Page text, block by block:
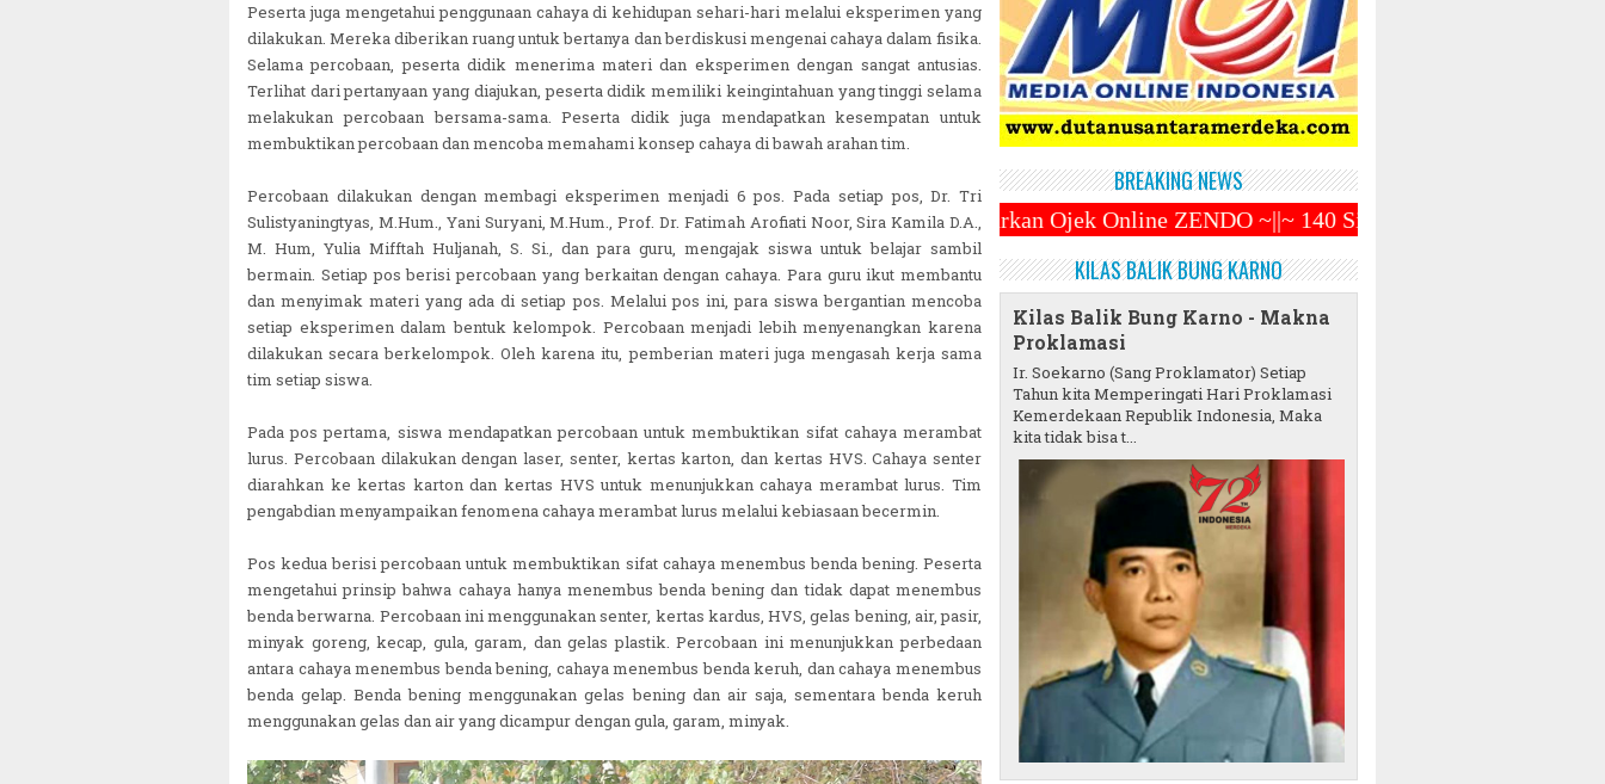
Peserta juga mengetahui penggunaan cahaya di kehidupan sehari-hari melalui eksperimen yang
dilakukan. Mereka diberikan ruang untuk bertanya dan berdiskusi mengenai cahaya dalam fisika.
Selama percobaan, peserta didik menerima materi dan eksperimen dengan sangat antusias.
Terlihat dari pertanyaan yang diajukan, peserta didik memiliki keingintahuan yang tinggi selama
melakukan percobaan bersama-sama. Peserta didik juga mendapatkan kesempatan untuk
membuktikan percobaan dan mencoba memahami konsep cahaya di bawah arahan tim.
Percobaan dilakukan dengan membagi eksperimen menjadi 6 pos. Pada setiap pos, Dr. Tri
Sulistyaningtyas, M.Hum., Yani Suryani, M.Hum., Prof. Dr. Fatimah Arofiati Noor, Sira Kamila D.A.,
M. Hum, Yulia Mifftah Huljanah, S. Si., dan para guru, mengajak siswa untuk belajar sambil
bermain. Setiap pos berisi percobaan yang berkaitan dengan cahaya. Para guru ikut membantu
dan menyimak materi yang ada di setiap pos. Melalui pos ini, para siswa bergantian mencoba
setiap eksperimen dalam bentuk kelompok. Percobaan menjadi lebih menyenangkan karena
dilakukan secara berkelompok. Oleh karena itu, pemberian materi juga mengasah kerja sama
tim setiap siswa.
Pada pos pertama, siswa mendapatkan percobaan untuk membuktikan sifat cahaya merambat
lurus. Percobaan dilakukan dengan laser, senter, kertas karton, dan kertas HVS. Cahaya senter
diarahkan ke kertas karton dan kertas HVS untuk menunjukkan cahaya merambat lurus. Tim
pengabdian menyampaikan fenomena cahaya merambat lurus melalui kebiasaan becermin.
Pos kedua berisi percobaan untuk membuktikan sifat cahaya menembus benda bening. Peserta
mengetahui prinsip bahwa cahaya hanya menembus benda bening dan tidak dapat menembus
benda berwarna. Percobaan ini menggunakan senter, kertas kardus, HVS, gelas bening, air, pasir,
minyak goreng, kecap, gula, garam, dan gelas plastik. Percobaan ini menunjukkan perbedaan
antara cahaya menembus benda bening, cahaya menembus benda keruh, dan cahaya menembus
benda gelap. Benda bening menggunakan gelas bening dan air saja, sementara benda keruh
menggunakan gelas dan air yang dicampur dengan gula, garam, minyak.
BREAKING NEWS
2025 ~||~ 1 Syawal Jatuh Pada Tanggal 31 Maret 2025 ~||~ Muhammadiyah Luncurkan Ojek Online ZENDO ~||~ 140 Siswa SMKN 10 Medan Gagal SNBP
KILAS BALIK BUNG KARNO
Kilas Balik Bung Karno - Makna
Proklamasi
Ir. Soekarno (Sang Proklamator) Setiap
Tahun kita Memperingati Hari Proklamasi
Kemerdekaan Republik Indonesia, Maka
kita tidak bisa t...